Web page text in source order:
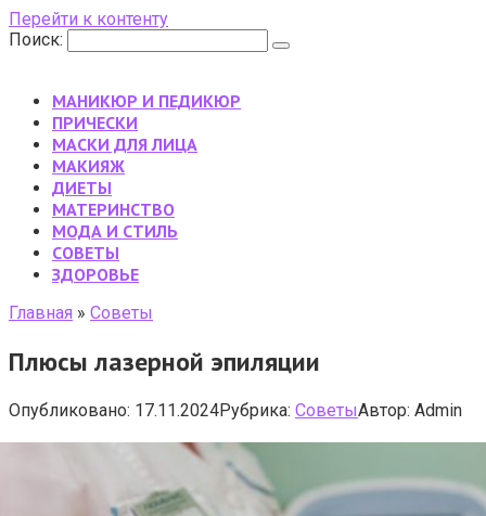
Перейти к контенту
Поиск:
МАНИКЮР И ПЕДИКЮР
ПРИЧЕСКИ
МАСКИ ДЛЯ ЛИЦА
МАКИЯЖ
ДИЕТЫ
МАТЕРИНСТВО
МОДА И СТИЛЬ
CОВЕТЫ
ЗДОРОВЬЕ
Главная » Cоветы
Плюсы лазерной эпиляции
Опубликовано: 17.11.2024Рубрика: CоветыАвтор: Admin